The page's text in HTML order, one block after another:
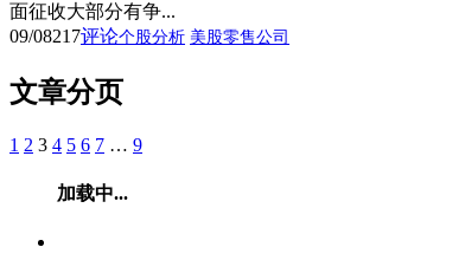
面征收大部分有争...
09/08217评论个股分析 美股零售公司
文章分页
1 2 3 4 5 6 7 … 9
加载中...